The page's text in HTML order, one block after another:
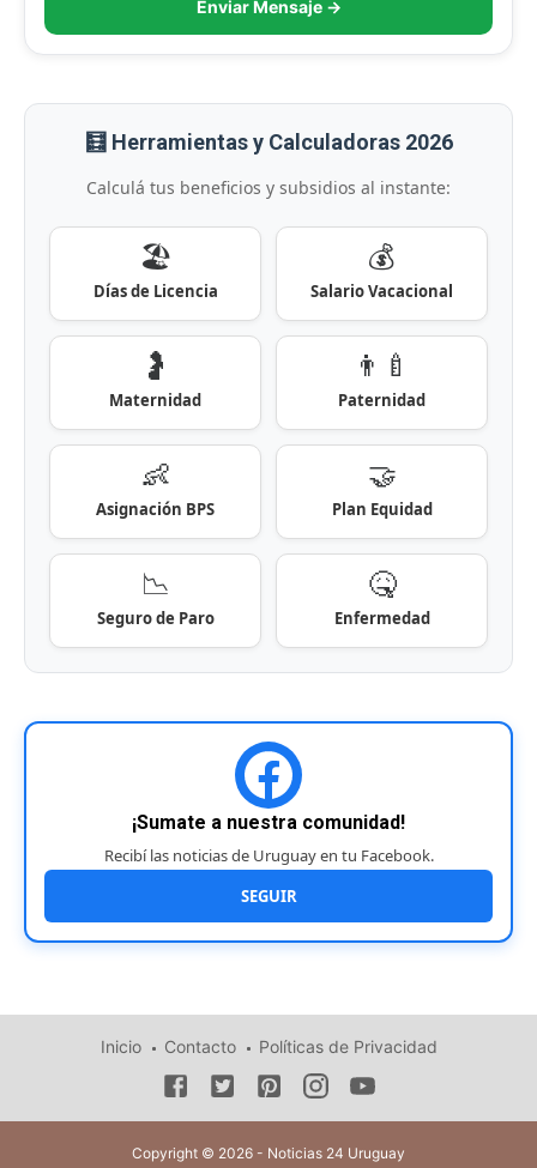
Enviar Mensaje →
🧮 Herramientas y Calculadoras 2026
Calculá tus beneficios y subsidios al instante:
🏖️
Días de Licencia
💰
Salario Vacacional
🤰
Maternidad
👨‍🍼
Paternidad
👶
Asignación BPS
🤝
Plan Equidad
📉
Seguro de Paro
🤒
Enfermedad
¡Sumate a nuestra comunidad!
Recibí las noticias de Uruguay en tu Facebook.
SEGUIR
Inicio Contacto Políticas de Privacidad
Copyright © 2026 - Noticias 24 Uruguay